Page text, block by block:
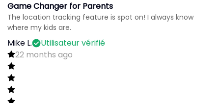
Game Changer for Parents
The location tracking feature is spot on! I always know
where my kids are.
Mike L.
Utilisateur vérifié
22 months ago